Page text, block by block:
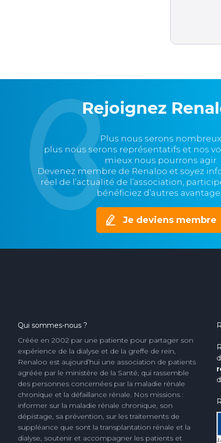
Rejoignez
Plus nous serons nombreux,
plus nous serons représentatifs et nos
mieux nous pourrons agir.
Devenez membre de Renaloo et soyez
réel de l’actualité de l’association,
bénéficiez d’autres
Je deviens membre
Qui sommes-nous ?
Créée en 2002 par une patiente pour partager son
expérience de la dialyse et de la greffe de rein,
Renaloo est aujourd’hui une association de patients
agréée par le ministère de la Santé, qui rassemble
des personnes concernées par la maladie rénale
chronique et la défaillance rénale. Nos missions :
informer sur la maladie rénale chronique, son
dépistage, sa prévention, sur les traitements de
suppléance que sont la transplantation rénale et la
dialyse, soutenir et accompagner les patients et